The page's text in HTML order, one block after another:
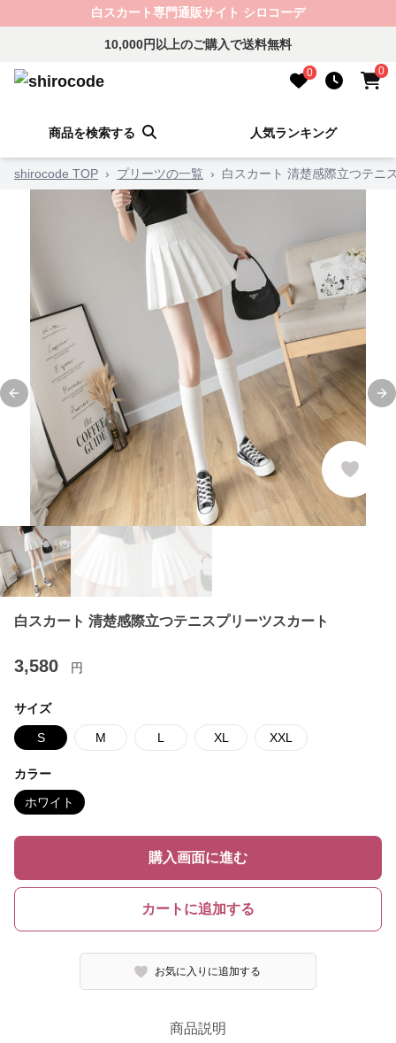
白スカート専門通販サイト シロコーデ
10,000円以上のご購入で送料無料
0 0
商品を検索する 人気ランキング
shirocode TOP › プリーツの一覧 › 白スカート 清楚感際立つテニ
Previous slide
白スカート 清楚感際立つテニスプリーツスカート
3,580 円
サイズ
S M L XL XXL
カラー
ホワイト
購入画面に進む
カートに追加する
お気に入りに追加する
商品説明